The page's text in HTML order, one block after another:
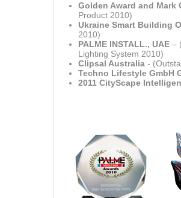
Golden Award and Mark
Product 2010)
Ukraine Smart Building
2010)
PALME INSTALL., UAE–
Lighting System 2010)
Clipsal Australia-
Techno Lifestyle GmbH
2011 CityScape